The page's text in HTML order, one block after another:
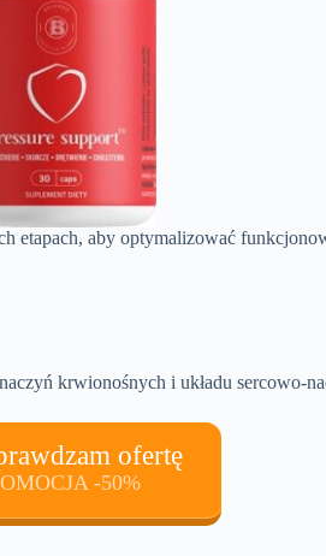
etapach, aby optymalizować
krwionośnych i układu sercowo-
ofertę
-50%